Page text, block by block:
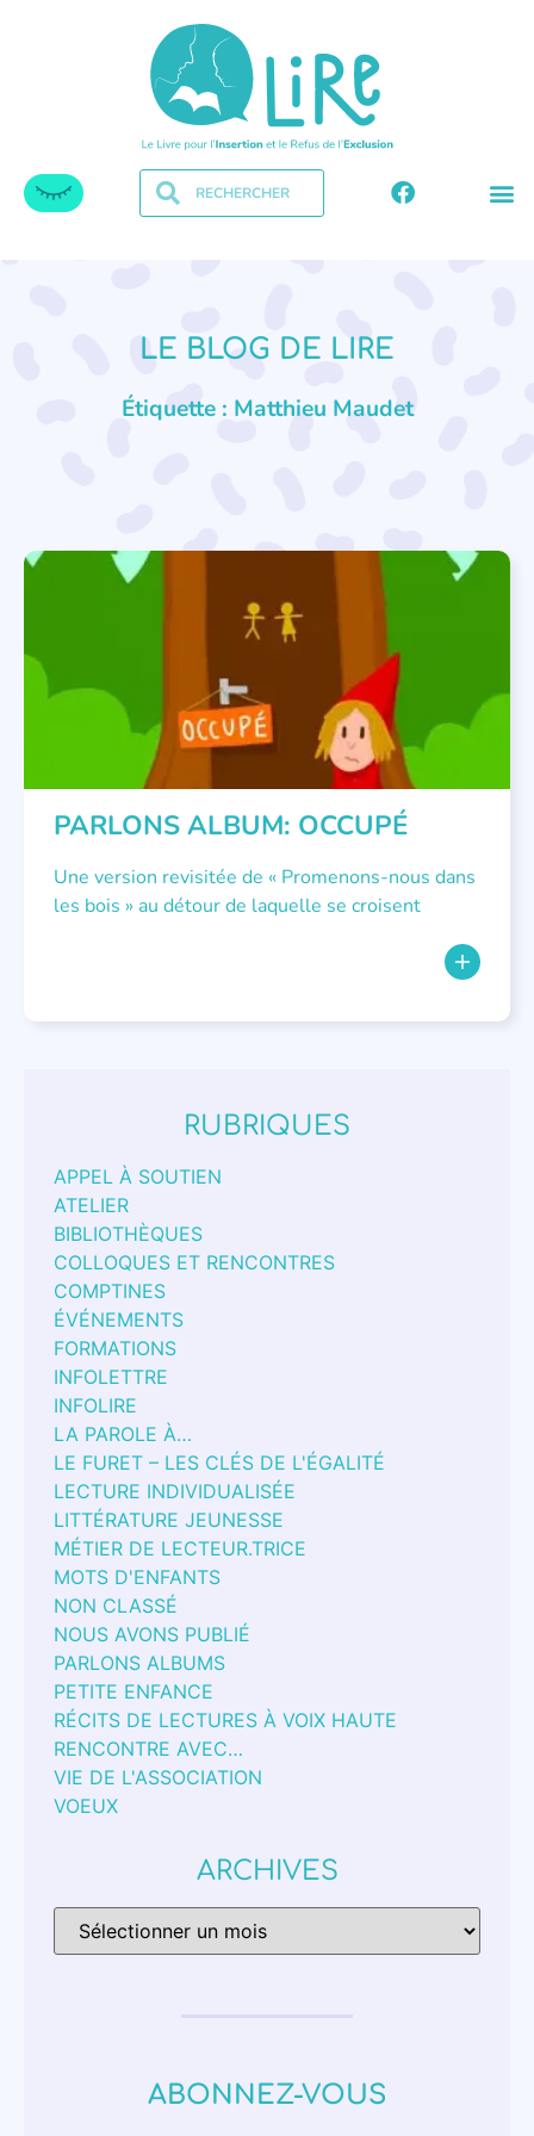
LE BLOG DE LIRE
Étiquette : Matthieu Maudet
LITTÉRATURE JEUNESSE
PARLONS ALBUM: OCCUPÉ
Une version revisitée de « Promenons-nous dans
les bois » au détour de laquelle se croisent
RUBRIQUES
APPEL À SOUTIEN
ATELIER
BIBLIOTHÈQUES
COLLOQUES ET RENCONTRES
COMPTINES
ÉVÉNEMENTS
FORMATIONS
INFOLETTRE
INFOLIRE
LA PAROLE À…
LE FURET – LES CLÉS DE L'ÉGALITÉ
LECTURE INDIVIDUALISÉE
LITTÉRATURE JEUNESSE
MÉTIER DE LECTEUR.TRICE
MOTS D'ENFANTS
NON CLASSÉ
NOUS AVONS PUBLIÉ
PARLONS ALBUMS
PETITE ENFANCE
RÉCITS DE LECTURES À VOIX HAUTE
RENCONTRE AVEC…
VIE DE L'ASSOCIATION
VOEUX
ARCHIVES
ABONNEZ-VOUS